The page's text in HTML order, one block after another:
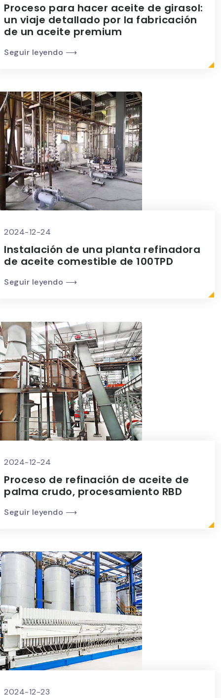
Proceso para hacer aceite de girasol:
un viaje detallado por la fabricación
de un aceite premium
Seguir leyendo ⟶
2024-12-24
Instalación de una planta refinadora
de aceite comestible de 100TPD
Seguir leyendo ⟶
2024-12-24
Proceso de refinación de aceite de
palma crudo, procesamiento RBD
Seguir leyendo ⟶
2024-12-23